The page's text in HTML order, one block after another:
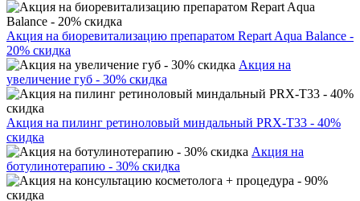
Акция на биоревитализацию препаратом Repart Aqua Balance -
20% скидка
Акция на
увеличение губ - 30% скидка
Акция на пилинг ретиноловый миндальный PRX-T33 - 40%
скидка
Акция на
ботулинотерапию - 30% скидка